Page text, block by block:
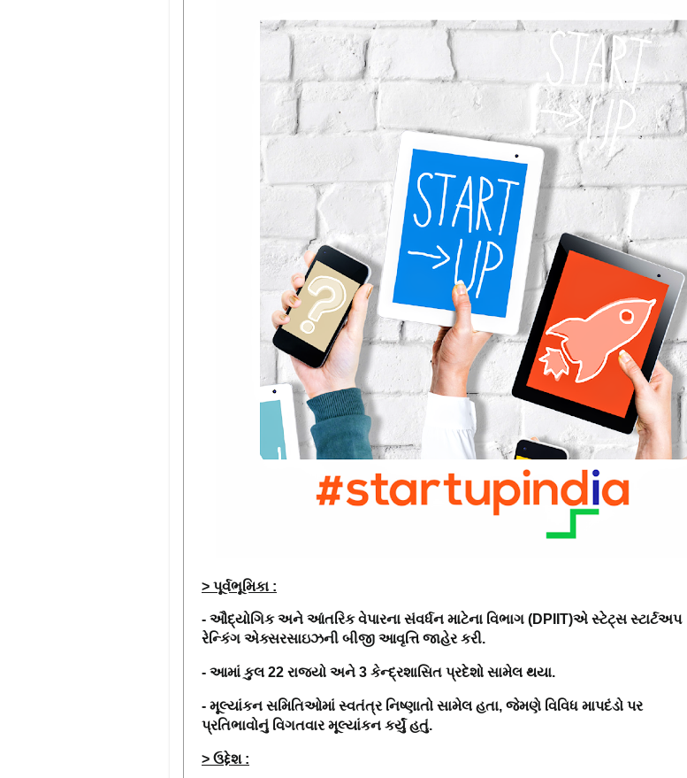
> પૂર્વભૂમિકા :
- ઔદ્યોગિક અને આંતરિક વેપારના સંવર્ધન માટેના વિભાગ (DPIIT)એ સ્ટેટ્સ સ્ટાર્ટઅપ
રેન્કિંગ એક્સરસાઇઝની બીજી આવૃત્તિ જાહેર કરી.
- આમાં કુલ 22 રાજ્યો અને 3 કેન્દ્રશાસિત પ્રદેશો સામેલ થયા.
- મૂલ્યાંકન સમિતિઓમાં સ્વતંત્ર નિષ્ણાતો સામેલ હતા, જેમણે વિવિધ માપદંડો પર
પ્રતિભાવોનું વિગતવાર મૂલ્યાંકન કર્યું હતું.
> ઉદ્દેશ :